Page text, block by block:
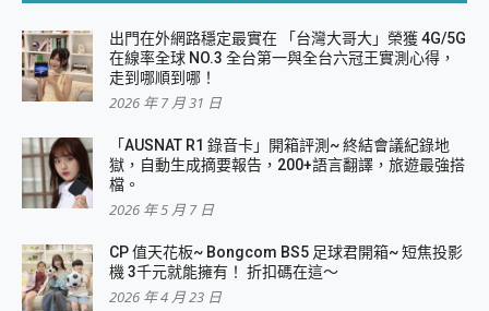
出門在外網路穩定最實在 「台灣大哥大」榮獲 4G/5G
在線率全球 NO.3 全台第一與全台六冠王實測心得，
走到哪順到哪！
2026 年 7 月 31 日
「AUSNAT R1 錄音卡」開箱評測~ 終結會議紀錄地
獄，自動生成摘要報告，200+語言翻譯，旅遊最強搭
檔。
2026 年 5 月 7 日
CP 值天花板~ Bongcom BS5 足球君開箱~ 短焦投影
機 3千元就能擁有！ 折扣碼在這～
2026 年 4 月 23 日